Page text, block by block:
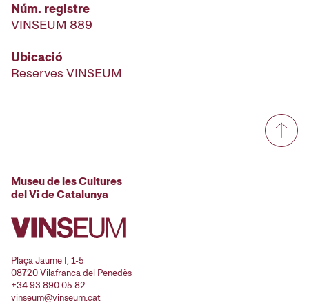
Núm. registre
VINSEUM 889
Ubicació
Reserves VINSEUM
Museu de les Cultures
del Vi de Catalunya
Plaça Jaume I, 1-5
08720 Vilafranca del Penedès
+34 93 890 05 82
vinseum@vinseum.cat